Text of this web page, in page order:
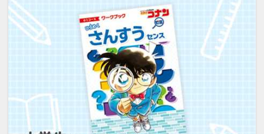
（例）撮影日の表示の仕方
1. スマイルゼミ専用アプリ「ご契約内容の
確認」ページにて上記の4項目が映るよう
にスクリーンショットを撮影
2. 1で撮影した画像を写真アプリで開き、
撮影日を表示させ、再度スクリーンショッ
トを撮影
②スマイルゼミへの「支払金額（または
支払予定金額）」「支払期限」がわかるも
の
◆東進オンライン学校へ入塾された場合の
入塾後の資料請求はカウントの対象外
となります。
◆応募期日について
キャンペーン応募の有効期限は、塾ナビを介
した初回のお問い合わせ（資料請求・電話問
い合わせ・体験授業申込）を行った日から3ヶ
月以内です。（例：3月10日にお問い合わせい
ただいた場合、有効期限は6月10日となりま
す。）
有効期限を過ぎた場合は、ご応募を受付でき
ないためご了承ください。